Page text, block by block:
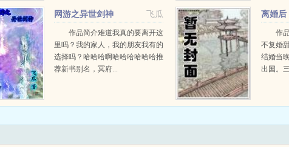
的矛盾。真相渐渐浮出水面...
怀抱吧
飞瓜
网游之异世剑神
作品简介难道我真的要离开这
里吗？我的家人，我的朋友我有的
选择吗？哈哈哈啊哈哈哈哈哈哈推
荐新书别名，冥府...
离婚后
复婚作
不复婚
结婚当
出国。
无法忍